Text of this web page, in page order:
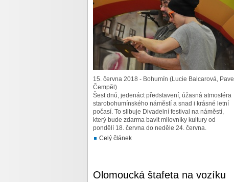
15. června 2018 - Bohumín (Lucie Balcarová, Pavel
Čempěl)
Šest dnů, jedenáct představení, úžasná atmosféra
starobohumínského náměstí a snad i krásné letní
počasí. To slibuje Divadelní festival na náměstí,
který bude zdarma bavit milovníky kultury od
pondělí 18. června do neděle 24. června.
Celý článek
Olomoucká štafeta na vozíku